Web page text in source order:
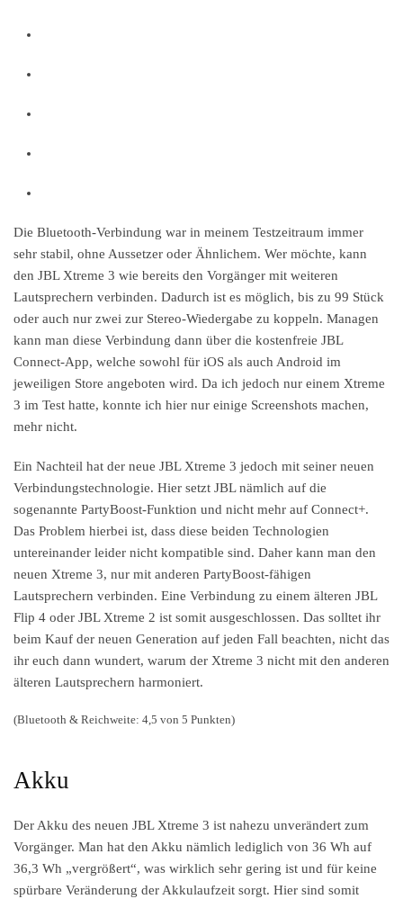
Die Bluetooth-Verbindung war in meinem Testzeitraum immer
sehr stabil, ohne Aussetzer oder Ähnlichem. Wer möchte, kann
den JBL Xtreme 3 wie bereits den Vorgänger mit weiteren
Lautsprechern verbinden. Dadurch ist es möglich, bis zu 99 Stück
oder auch nur zwei zur Stereo-Wiedergabe zu koppeln. Managen
kann man diese Verbindung dann über die kostenfreie JBL
Connect-App, welche sowohl für iOS als auch Android im
jeweiligen Store angeboten wird. Da ich jedoch nur einem Xtreme
3 im Test hatte, konnte ich hier nur einige Screenshots machen,
mehr nicht.
Ein Nachteil hat der neue JBL Xtreme 3 jedoch mit seiner neuen
Verbindungstechnologie. Hier setzt JBL nämlich auf die
sogenannte PartyBoost-Funktion und nicht mehr auf Connect+.
Das Problem hierbei ist, dass diese beiden Technologien
untereinander leider nicht kompatible sind. Daher kann man den
neuen Xtreme 3, nur mit anderen PartyBoost-fähigen
Lautsprechern verbinden. Eine Verbindung zu einem älteren JBL
Flip 4 oder JBL Xtreme 2 ist somit ausgeschlossen. Das solltet ihr
beim Kauf der neuen Generation auf jeden Fall beachten, nicht das
ihr euch dann wundert, warum der Xtreme 3 nicht mit den anderen
älteren Lautsprechern harmoniert.
(Bluetooth & Reichweite: 4,5 von 5 Punkten)
Akku
Der Akku des neuen JBL Xtreme 3 ist nahezu unverändert zum
Vorgänger. Man hat den Akku nämlich lediglich von 36 Wh auf
36,3 Wh „vergrößert“, was wirklich sehr gering ist und für keine
spürbare Veränderung der Akkulaufzeit sorgt. Hier sind somit